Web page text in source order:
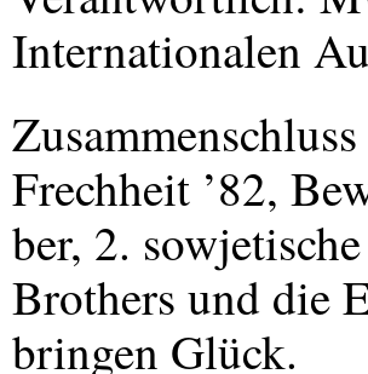
Internationalen
Frechheit ’82,
ber, 2.
Brothers und die
bringen Glück.